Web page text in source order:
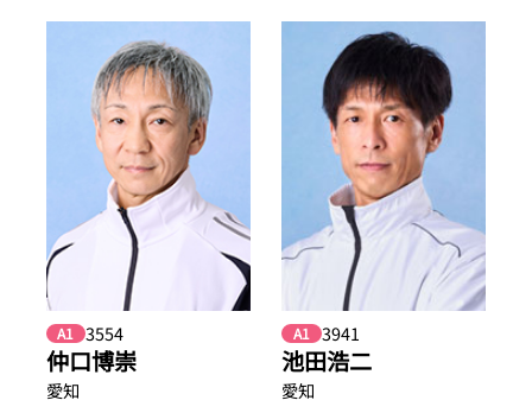
A1 3554
仲口博崇
愛知
A1 3941
池田浩二
愛知